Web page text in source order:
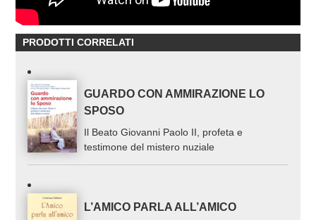
PRODOTTI CORRELATI
GUARDO CON AMMIRAZIONE LO
SPOSO
Il Beato Giovanni Paolo II, profeta e
testimone del mistero nuziale
L’AMICO PARLA ALL’AMICO